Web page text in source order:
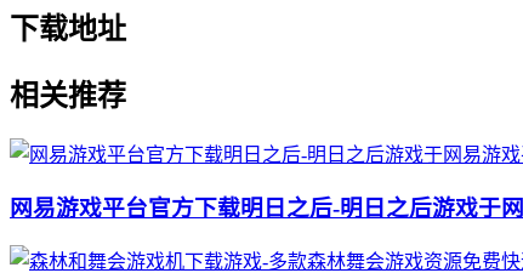
下载地址
相关推荐
网易游戏平台官方下载明日之后-明日之后游戏于